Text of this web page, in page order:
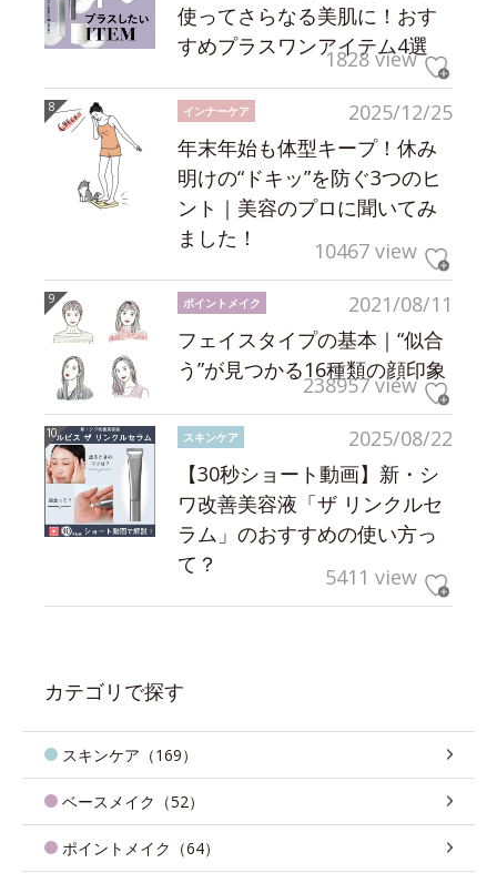
使ってさらなる美肌に！おす
すめプラスワンアイテム4選
1828 view
2025/12/25
インナーケア
年末年始も体型キープ！休み
明けの“ドキッ”を防ぐ3つのヒ
ント｜美容のプロに聞いてみ
ました！
10467 view
2021/08/11
ポイントメイク
フェイスタイプの基本｜“似合
う”が見つかる16種類の顔印象
238957 view
2025/08/22
スキンケア
【30秒ショート動画】新・シ
ワ改善美容液「ザ リンクルセ
ラム」のおすすめの使い方っ
て？
5411 view
カテゴリで探す
スキンケア（169）
ベースメイク（52）
ポイントメイク（64）